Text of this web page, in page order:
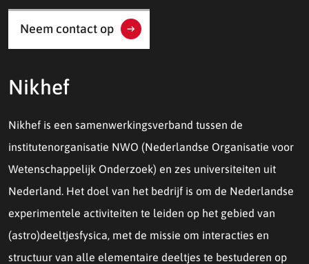
Neem contact op
Nikhef
Nikhef is een samenwerkingsverband tussen de
institutenorganisatie NWO (Nederlandse Organisatie voor
Wetenschappelijk Onderzoek) en zes universiteiten uit
Nederland. Het doel van het bedrijf is om de Nederlandse
experimentele activiteiten te leiden op het gebied van
(astro)deeltjesfysica, met de missie om interacties en
structuur van alle elementaire deeltjes te bestuderen op